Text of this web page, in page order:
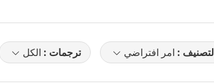
: امر افتراضي ترجمات : الكل